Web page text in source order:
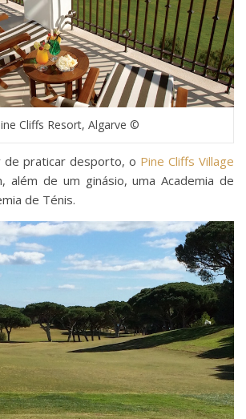
Cliffs Resort, Algarve ©
de praticar desporto, o Pine Cliffs Village
além de um ginásio, uma Academia de
de Ténis.